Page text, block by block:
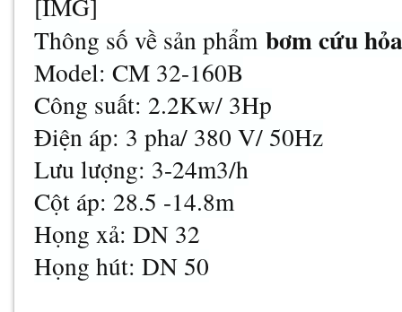
Thông số về sản phẩmbơm cứu
Model: CM 32-160B
Công suất: 2.2Kw/ 3Hp
Điện áp: 3 pha/ 380 V/ 50Hz
Lưu lượng: 3-24m3/h
Cột áp: 28.5 -14.8m
Họng xả: DN 32
Họng hút: DN 50